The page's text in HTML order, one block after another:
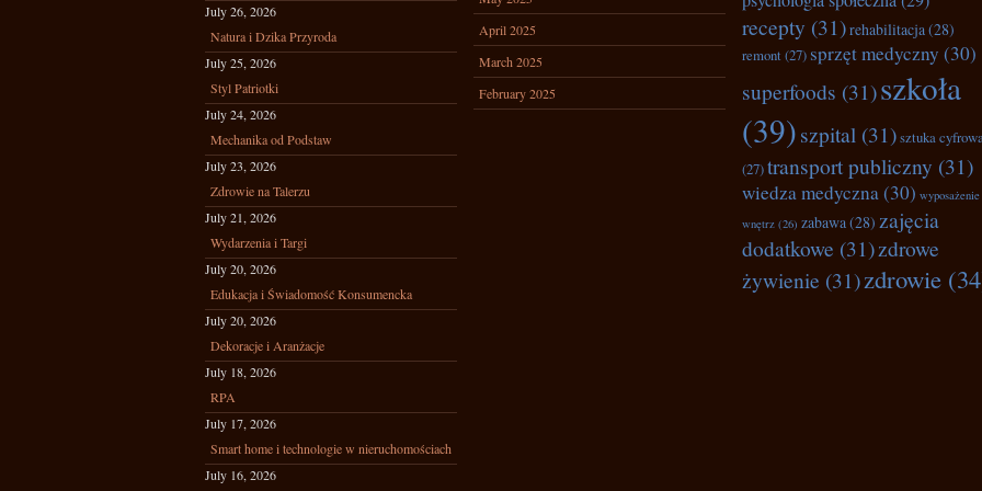
July 26, 2026
Natura i Dzika Przyroda
July 25, 2026
Styl Patriotki
July 24, 2026
Mechanika od Podstaw
July 23, 2026
Zdrowie na Talerzu
July 21, 2026
Wydarzenia i Targi
July 20, 2026
Edukacja i Świadomość Konsumencka
July 20, 2026
Dekoracje i Aranżacje
July 18, 2026
RPA
July 17, 2026
Smart home i technologie w nieruchomościach
July 16, 2026
April 2025
March 2025
February 2025
recepty (31)rehabilitacja(28)
remont(27) sprzęt medyczny (30)
superfoods (31)szkoła
(39)szpital (31)sztuka
(27)transport publiczny (31)
wiedza medyczna(30) wyposażenie
wnętrz (26) zabawa(28) zajęcia
dodatkowe (31)zdrowe
żywienie (31)zdrowie